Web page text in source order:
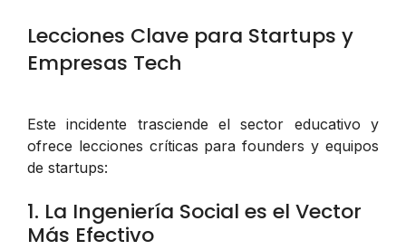
Lecciones Clave para Startups y
Empresas Tech
Este incidente trasciende el sector educativo y
ofrece lecciones críticas para founders y equipos
de startups:
1. La Ingeniería Social es el Vector
Más Efectivo